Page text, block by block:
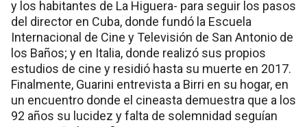
y los habitantes de La Higuera- para seguir los pasos
del director en Cuba, donde fundó la Escuela
Internacional de Cine y Televisión de San Antonio de
los Baños; y en Italia, donde realizó sus propios
estudios de cine y residió hasta su muerte en 2017.
Finalmente, Guarini entrevista a Birri en su hogar, en
un encuentro donde el cineasta demuestra que a los
92 años su lucidez y falta de solemnidad seguían